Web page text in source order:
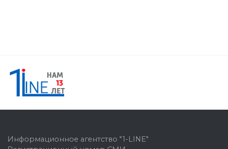
Информационное агентство "1-LINE"